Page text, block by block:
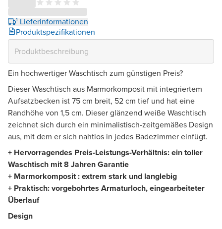
¹ Lieferinformationen
Produktspezifikationen
Ein hochwertiger Waschtisch zum günstigen Preis?
Dieser Waschtisch aus Marmorkomposit mit integriertem
Aufsatzbecken ist 75 cm breit, 52 cm tief und hat eine
Randhöhe von 1,5 cm. Dieser glänzend weiße Waschtisch
zeichnet sich durch ein minimalistisch-zeitgemäßes Design
aus, mit dem er sich nahtlos in jedes Badezimmer einfügt.
+ Hervorragendes Preis-Leistungs-Verhältnis: ein toller
Waschtisch mit 8 Jahren Garantie
+ Marmorkomposit : extrem stark und langlebig
+ Praktisch: vorgebohrtes Armaturloch, eingearbeiteter
Überlauf
Design